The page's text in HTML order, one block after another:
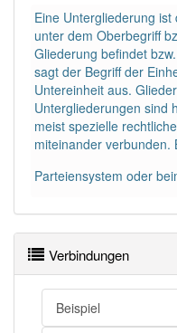
Häufigkeit: 4 von 10
Wörter mit Endung-
Wörter mit Endung-
anderen Artikeldie: 0
94% unserer
Eine Untergliederung
unter dem Oberbegriff
Gliederung befindet
sagt der Begriff der
Untereinheit aus.
Untergliederungen sind
meist spezielle
miteinander verbunden.
Parteiensystem oder
Verbindungen
Beispiel